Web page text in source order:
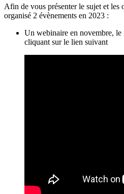
Afin de vous présenter le sujet et les
organisé 2 évènements en 2023 :
Un webinaire en novembre, le
cliquant sur le lien suivant